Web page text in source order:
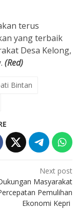
terus
yang terbaik
Desa Kelong,
(Red)
Bintan
Next post
Masyarakat
Pemulihan
Ekonomi Kepri